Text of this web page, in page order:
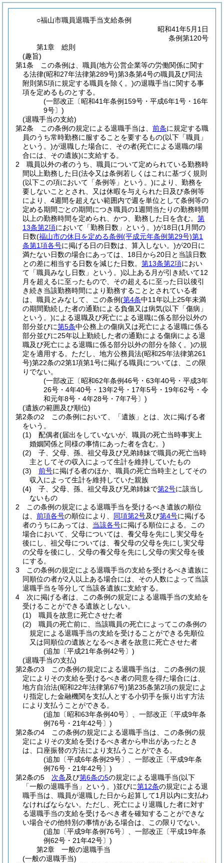
○福山市職員退職手当支給条例
昭和41年5月1日
条例第120号
第1章
総則
(趣旨)
第1条
この条例は、職員(地方公営企業等の労働関係に関す
る法律(昭和27年法律第289号)第3条第4号の職員及び同法
附則第5項に規定する職員を除く。)の退職手当に関する事
項を定めるものとする。
(一部改正〔昭和41年条例159号・平成6年1号・16年
9号〕)
(退職手当の支給)
第2条
この条例の規定による退職手当は、 前条に規定する職
員のうち常時勤務に服することを要するもの(以下「職員」
という。)が退職した場合に、その者(死亡による退職の場
合には、その遺族)に支給する。
2
職員以外の者のうち、職員について定められている勤務時
間以上勤務した日(法令又は条例若しくはこれに基づく規則
(以下この項において「条例等」という。)により、勤務を
要しないこととされ、又は休暇を与えられた日及び条例等
により、4週間を超えない範囲内で週を単位として条例等の
定める期間ごとの期間につき職員の1週間当たりの勤務時間
以上の勤務時間を定められ、かつ、勤務した日を含む。 第
13条第2項において「勤務日数」という。)が18日(1月間の
日数(福山市の休日を定める条例(平成元年条例第29号)第1
条第1項各号に掲げる日の日数は、算入しない。)が20日に
満たない日数の場合にあっては、18日から20日と当該日数
との差に相当する日数を減じた日数。 第13条第2項におい
て「職員みなし日数」という。)以上ある月が引き続いて12
月を超えるに至ったもので、その超えるに至った日以後引
き続き当該勤務時間により勤務することとされている者
は、職員とみなして、この条例(第4条中11年以上25年未満
の期間勤続した者の通勤による負傷又は病気(以下「傷病」
という。)による退職及び死亡による退職に係る部分以外の
部分並びに第5条中公務上の傷病又は死亡による退職に係る
部分並びに25年以上勤続した者の通勤による傷病による退
職及び死亡による退職に係る部分以外の部分を除く。)の規
定を適用する。 ただし、地方公務員法(昭和25年法律第261
号)第22条の2第1項第1号に掲げる職員については、この限
りでない。
(一部改正〔昭和62年条例46号・63年40号・平成3年
26号・4年40号・13年2号・17年5号・19年62号・令
和元年8号・4年28号・7年7号〕)
(遺族の範囲及び順位)
第2条の2
この条例において、「遺族」とは、次に掲げる者
をいう。
(1)
配偶者(届出をしていないが、職員の死亡当時事実上
婚姻関係と同様の事情にあった者を含む。)
(2)
子、父母、孫、祖父母及び兄弟姉妹で職員の死亡当時
主としてその収入によって生計を維持していたもの
(3)
前号に掲げる者のほか、職員の死亡当時主としてその
収入によって生計を維持していた親族
(4)
子、父母、孫、祖父母及び兄弟姉妹で第2号に該当し
ないもの
2
この条例の規定による退職手当を受けるべき遺族の順位
は、 前項各号の順位により、 同項第2号及び第4号に掲げる
者のうちにあっては、 当該各号に掲げる順位による。
この
場合において、父母については、養父母を先にし実父母を
後にし、祖父母については、養父母の父母を先にし実父母
の父母を後にし、父母の養父母を先にし父母の実父母を後
にする。
3
この条例の規定による退職手当の支給を受けるべき遺族に
同順位の者が2人以上ある場合には、その人数によって当該
退職手当を等分して当該各遺族に支給する。
4
次に掲げる者は、この条例の規定による退職手当の支給を
受けることができる遺族としない。
(1)
職員を故意に死亡させた者
(2)
職員の死亡前に、当該職員の死亡によってこの条例の
規定による退職手当の支給を受けることができる先順位
又は同順位の遺族となるべき者を故意に死亡させた者
(追加〔平成21年条例42号〕)
(退職手当の支払)
第2条の3
この条例の規定による退職手当は、この条例の規
定によりその支給を受けるべき者の同意を得た場合には、
地方自治法(昭和22年法律第67号)第235条第2項の規定によ
り指定した金融機関を支払人とする小切手を振り出す方法
により支払うことができる。
(追加〔昭和63年条例40号〕、一部改正〔平成9年条
例76号・21年42号〕)
第2条の4
この条例の規定による退職手当は、この条例の規
定によりその支給を受けるべき者から申出があったとき
は、口座振替の方法により支払うことができる。
(追加〔平成6年条例29号〕、一部改正〔平成9年条
例76号・21年42号〕)
第2条の5
次条及び第6条の5の規定による退職手当(以下
「一般の退職手当」という。)並びに第12条の規定による退
職手当は、職員が退職した日から起算して1月以内に支払わ
なければならない。 ただし、死亡により退職した者に対す
る退職手当の支給を受けるべき者を確知することができな
い場合その他特別の事情がある場合は、この限りでない。
(追加〔平成9年条例76号〕、一部改正〔平成19年条
例62号・21年42号〕)
第2章
一般の退職手当
(一般の退職手当)